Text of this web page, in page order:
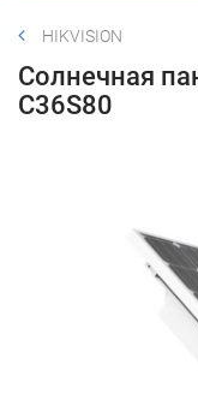
HIKVISION
Солнечная
C36S80